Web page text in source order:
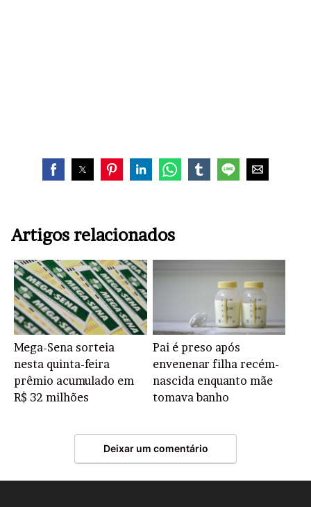
Artigos relacionados
Mega-Sena sorteia
nesta quinta-feira
prêmio acumulado em
R$ 32 milhões
Pai é preso após
envenenar filha recém-
nascida enquanto mãe
tomava banho
Deixar um comentário